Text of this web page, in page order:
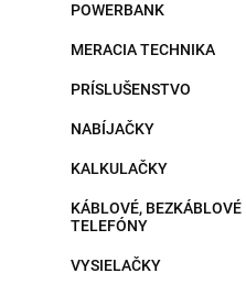
POWERBANK
MERACIA TECHNIKA
PRÍSLUŠENSTVO
NABÍJAČKY
KALKULAČKY
KÁBLOVÉ, BEZKÁBLOVÉ
TELEFÓNY
VYSIELAČKY